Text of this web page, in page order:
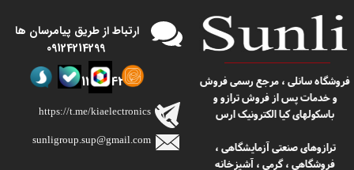
​​فروشگاه سانلی ، مرجع رسمی فروش
و خدمات پس از فروش ترازو و
باسکولهای کیا الکترونیک ارس
ترازوهای صنعتی آزمایشگاهی ،
فروشگاهی ، گرمی ، آشپزخانه
sunligroup.sup@gmail.com​​​​​​​
https://t.me/kiaelectronics
​​ارتباط از طریق پیامرسان ها
09124214299
09124214299